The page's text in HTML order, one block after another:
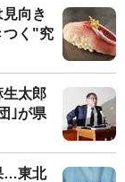
向き
つく"究
太郎
｣が県
…東北